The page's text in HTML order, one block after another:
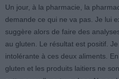
Un jour, à la pharmacie, la
demande ce qui ne va pas. Je lui
suggère alors de faire des
au gluten. Le résultat est positif.
intolérante à ces deux aliments.
gluten et les produits laitiers ne